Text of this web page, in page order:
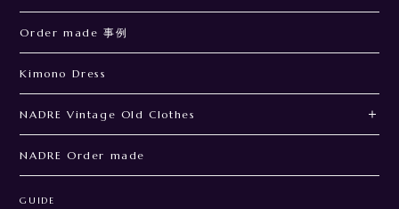
Order made 事例
Kimono Dress
NADRE Vintage Old Clothes
NADRE Order made
GUIDE